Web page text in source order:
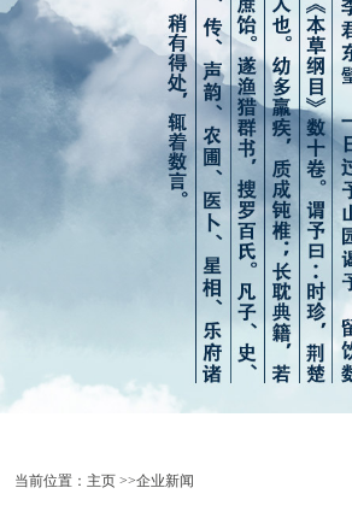
当前位置： 主页 >>企业新闻